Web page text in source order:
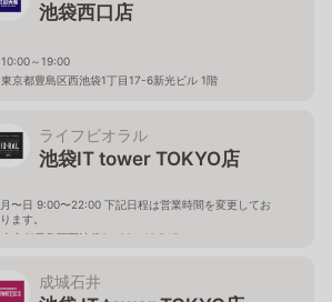
池袋西口店
10:00～19:00
東京都豊島区西池袋1丁目17-6新光ビル 1階
ライフビオラル
池袋IT tower TOKYO店
月〜日 9:00〜22:00 下記日程は営業時間を変更してお
ります。
東京都豊島区西池袋3－28－13 B1F
成城石井